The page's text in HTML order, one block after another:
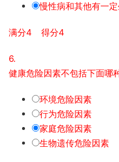
慢性病和其他有一
满分4 得分4
6.
健康危险因素不包括下面哪
环境危险因素
行为危险因素
家庭危险因素
生物遗传危险因素